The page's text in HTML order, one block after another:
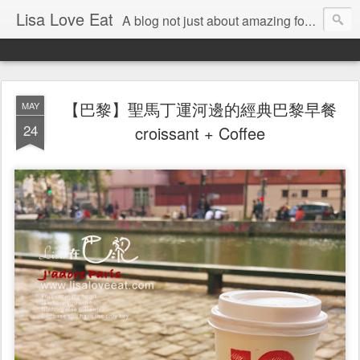
Lisa Love Eat A blog not just about amazing food , but also about the things I love
MAY
24
【巴黎】聖馬丁運河邊的經典巴黎早餐
croissant + Coffee